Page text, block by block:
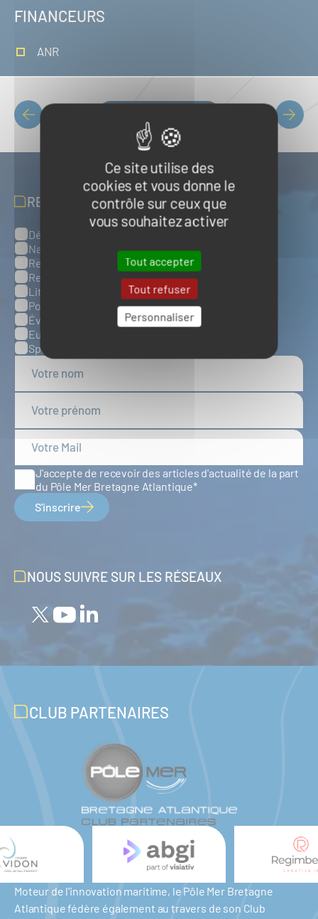
Ce site utilise des
cookies et vous donne le
contrôle sur ceux que
vous souhaitez activer
Tout accepter
Tout refuser
Personnaliser
FINANCEURS
ANR
PAGINATION
RECEVOIR NOS ACTUALITÉS
Catégories
Défense, sûreté et sécurité maritimes
Naval et nautisme
Ressources énergétiques et minérales marines
Ressources biologiques marines
Littoral et environnement marins
Ports, infrastructures et logistique
Évènements
Europe
Spatial
J'accepte de recevoir des articles d'actualité de la part
du Pôle Mer Bretagne Atlantique
S'inscrire
NOUS SUIVRE SUR LES RÉSEAUX
CLUB PARTENAIRES
Moteur de l'innovation maritime, le Pôle Mer Bretagne
Atlantique fédère également au travers de son Club